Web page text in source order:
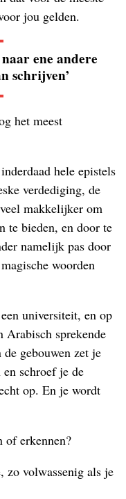
jou gelden.
ene andere
schrijven’
het meest
hele epistels
verdediging, de
makkelijker om
te bieden, en door te
namelijk pas door
woorden
universiteit, en op
Arabisch sprekende
gebouwen zet je
schroef je de
op. En je wordt
of erkennen?
zo volwassenig als je